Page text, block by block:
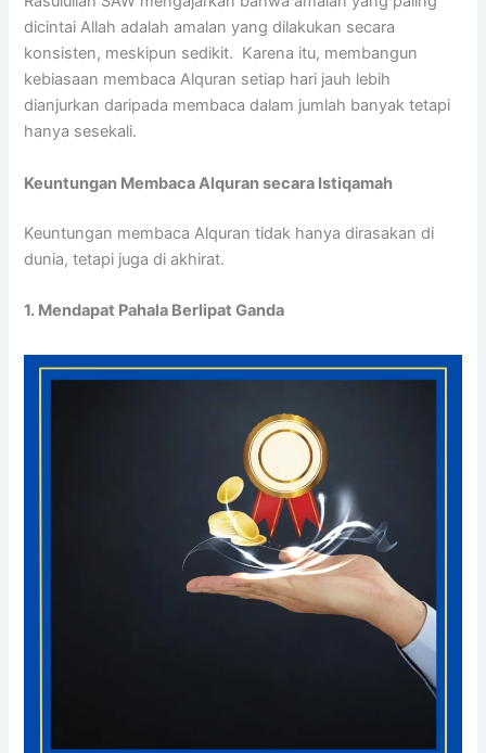
dicintai Allah adalah amalan yang dilakukan secara
konsisten, meskipun sedikit. Karena itu, membangun
kebiasaan membaca Alquran setiap hari jauh lebih
dianjurkan daripada membaca dalam jumlah banyak tetapi
hanya sesekali.
Keuntungan Membaca Alquran secara Istiqamah
Keuntungan membaca Alquran tidak hanya dirasakan di
dunia, tetapi juga di akhirat.
1. Mendapat Pahala Berlipat Ganda